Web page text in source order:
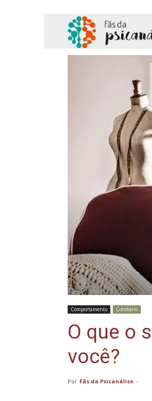
Comportamento Cotidiano
O que o
você?
Por Fãs da Psicanálise -